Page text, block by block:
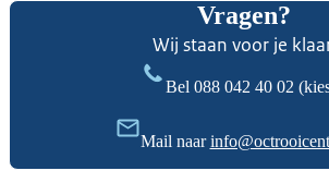
Vragen?
Wij staan voor je
Bel 088 042 40 02
Mail naar